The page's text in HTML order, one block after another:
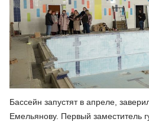
Бассейн запустят в апреле,
Емельянову. Первый заместитель